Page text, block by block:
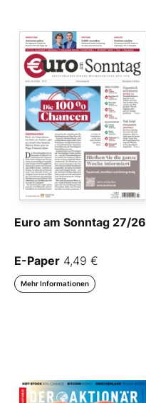
Euro am Sonntag 27/26
E-Paper 4,49 €
Mehr Informationen